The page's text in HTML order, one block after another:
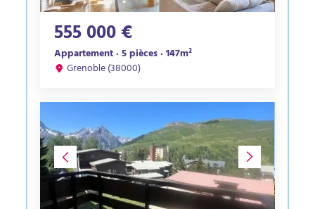
555 000 €
Appartement · 5 pièces · 147m²
Grenoble (38000)